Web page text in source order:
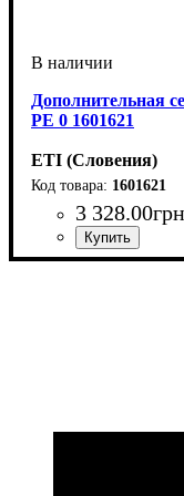
Дополнительная
PE 0 1601621
ETI (Словения)
1601621
3 328.00грн
Тип изделия:
Аксессуары:
Серия: KVR